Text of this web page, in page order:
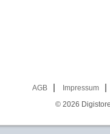
AGB
Impressum
© 2026